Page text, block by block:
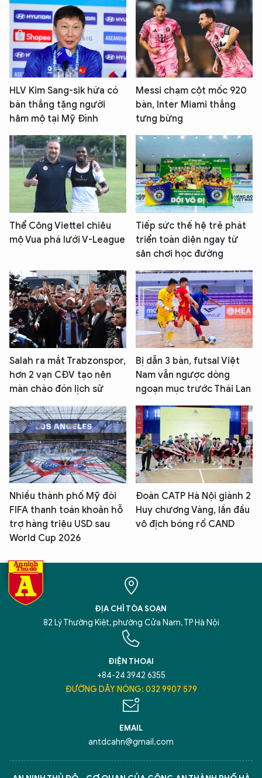
HLV Kim Sang-sik hứa có
bàn thắng tặng người
hâm mộ tại Mỹ Đình
Messi chạm cột mốc 920
bàn, Inter Miami thắng
tưng bừng
Thể Công Viettel chiêu
mộ Vua phá lưới V-League
Tiếp sức thế hệ trẻ phát
triển toàn diện ngay từ
sân chơi học đường
Salah ra mắt Trabzonspor,
hơn 2 vạn CĐV tạo nên
màn chào đón lịch sử
Bị dẫn 3 bàn, futsal Việt
Nam vẫn ngược dòng
ngoạn mục trước Thái Lan
Nhiều thành phố Mỹ đòi
FIFA thanh toán khoản hỗ
trợ hàng triệu USD sau
World Cup 2026
Đoàn CATP Hà Nội giành 2
Huy chương Vàng, lần đầu
vô địch bóng rổ CAND
ĐỊA CHỈ TÒA SOẠN
82 Lý Thường Kiệt, phường Cửa Nam, TP Hà Nội
ĐIỆN THOẠI
+84-24 3942 6355
ĐƯỜNG DÂY NÓNG: 032 9907 579
EMAIL
antdcahn@gmail.com